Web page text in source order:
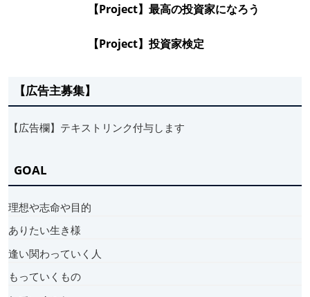
【Project】最高の投資家になろう
【Project】投資家検定
【広告主募集】
【広告欄】テキストリンク付与します
GOAL
理想や志命や目的
ありたい生き様
逢い関わっていく人
もっていくもの